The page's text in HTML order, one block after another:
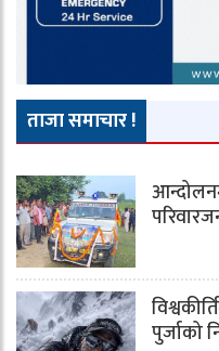
ताजा समाचार !
पुर्जाको